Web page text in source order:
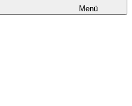
Menü